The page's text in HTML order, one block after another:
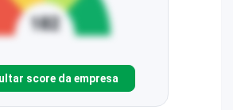
score da empresa